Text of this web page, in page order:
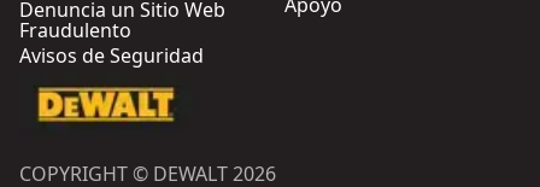
Denuncia un Sitio Web
Fraudulento
Avisos de Seguridad
COPYRIGHT © DEWALT 2026